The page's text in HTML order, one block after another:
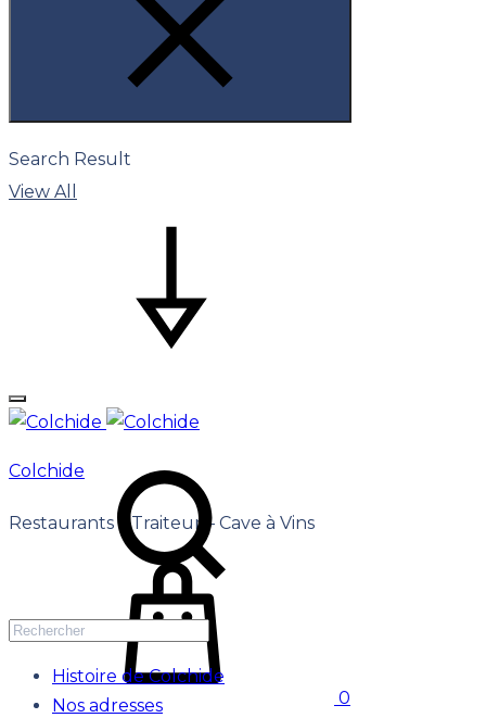
Search Result
View All
Colchide
Restaurants – Traiteur – Cave à Vins
0
Histoire de Colchide
Nos adresses